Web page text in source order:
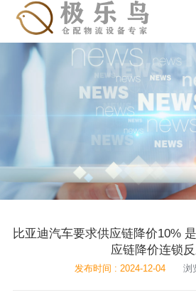
比亚迪汽车要求供应链降价10%
应链降价连锁
发布时间 : 2024-12-04 浏